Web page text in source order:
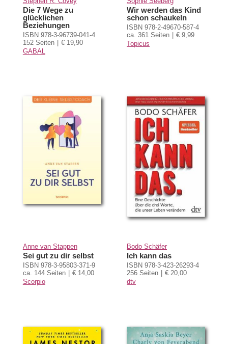
Die 7 Wege zu
glücklichen
Beziehungen
ISBN 978-3-96739-041-4
152 Seiten
€ 19,90
GABAL
Wir werden das Kind
schon schaukeln
ISBN 978-2-49670-587-4
ca. 361 Seiten
€ 9,99
Topicus
Anne van Stappen
Sei gut zu dir selbst
ISBN 978-3-95803-371-9
ca. 144 Seiten
€ 14,00
Scorpio
Bodo Schäfer
Ich kann das
ISBN 978-3-423-26293-4
256 Seiten
€ 20,00
dtv